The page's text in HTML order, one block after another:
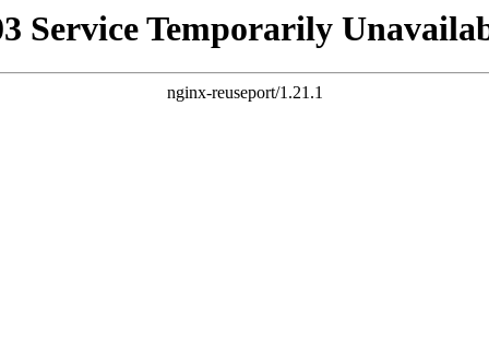
Service Temporarily
nginx-reuseport/1.21.1